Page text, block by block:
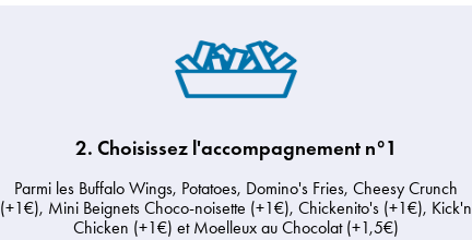
2. Choisissez l'accompagnement n°1
Parmi les Buffalo Wings, Potatoes, Domino's Fries, Cheesy Crunch
(+1€), Mini Beignets Choco-noisette (+1€), Chickenito's (+1€), Kick'n
Chicken (+1€) et Moelleux au Chocolat (+1,5€)